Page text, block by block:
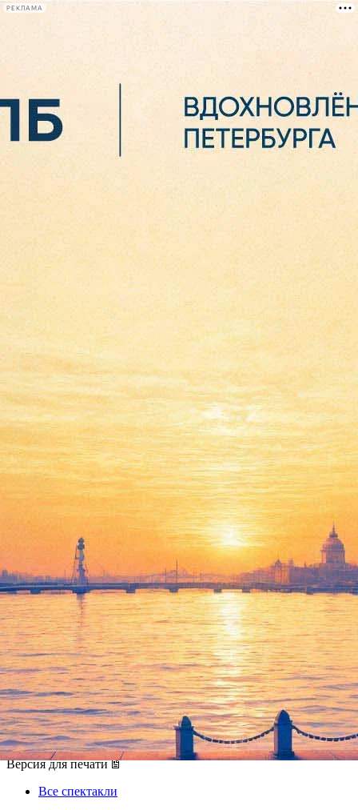
РЕКЛАМА
Сегодня:
Спектакль Театра
«Миллениум» «Трамвай
«Желание»
19 марта 2013, вторник,19.00
Версия для печати
Все спектакли